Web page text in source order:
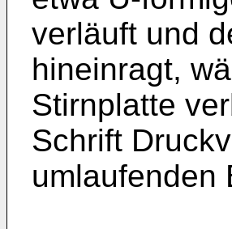
verläuft und
hineinragt,
Stirnplatte
Schrift
umlaufenden